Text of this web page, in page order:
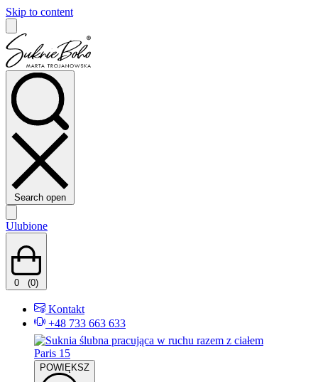
Skip to content
Search open
Ulubione
0 (0)
Kontakt
+48 733 663 633
POWIĘKSZ